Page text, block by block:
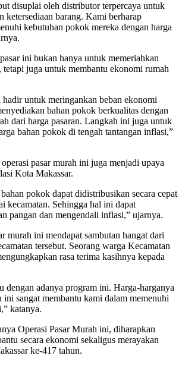
disuplai oleh distributor terpercaya untuk
ketersediaan barang. Kami berharap
kebutuhan pokok mereka dengan harga
ini bukan hanya untuk memeriahkan
juga untuk membantu ekonomi rumah
untuk meringankan beban ekonomi
bahan pokok berkualitas dengan
dari harga pasaran. Langkah ini juga untuk
bahan pokok di tengah tantangan inflasi,”
pasar murah ini juga menjadi upaya
Kota Makassar.
pokok dapat didistribusikan secara cepat
kecamatan. Sehingga hal ini dapat
pangan dan mengendali inflasi,” ujarnya.
murah ini mendapat sambutan hangat dari
tersebut. Seorang warga Kecamatan
rasa terima kasihnya kepada
dengan adanya program ini. Harga-harganya
sangat membantu kami dalam memenuhi
katanya.
Operasi Pasar Murah ini, diharapkan
secara ekonomi sekaligus merayakan
ke-417 tahun.